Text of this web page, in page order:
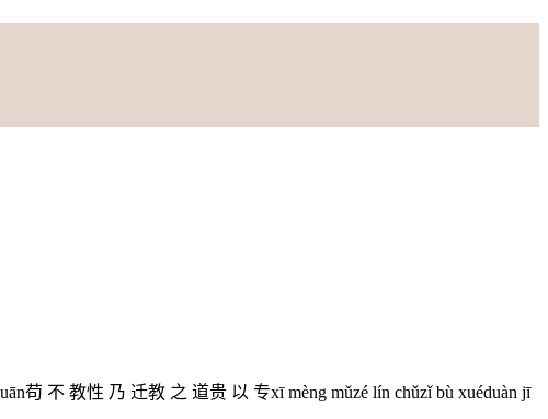
苟 不 教性 乃 迁教 之 道贵 以 专xī mèng mǔzé lín chǔzǐ bù xuéduàn jī